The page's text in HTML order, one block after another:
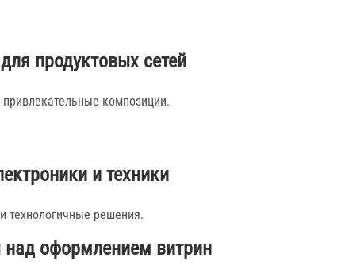
продуктовых сетей
композиции.
и техники
технологичные решения.
над оформлением витрин